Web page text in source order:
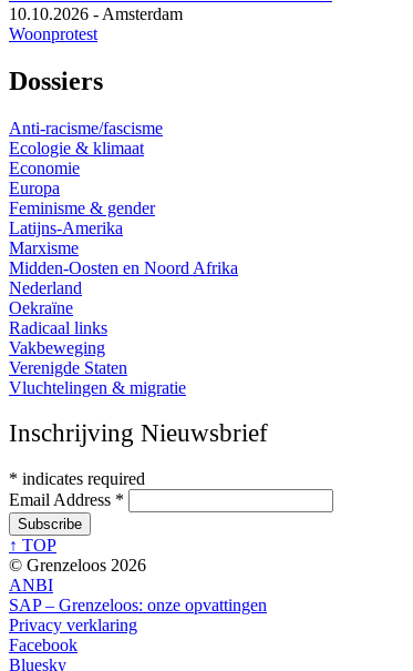
10.10.2026 - Amsterdam
Woonprotest
Dossiers
Anti-racisme/fascisme
Ecologie & klimaat
Economie
Europa
Feminisme & gender
Latijns-Amerika
Marxisme
Midden-Oosten en Noord Afrika
Nederland
Oekraïne
Radicaal links
Vakbeweging
Verenigde Staten
Vluchtelingen & migratie
Inschrijving Nieuwsbrief
* indicates required
Email Address *
↑ TOP
© Grenzeloos 2026
ANBI
SAP – Grenzeloos: onze opvattingen
Privacy verklaring
Facebook
Bluesky